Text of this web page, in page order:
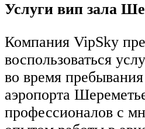
Услуги вип зала
Компания VipSky
воспользоваться
во время
аэропорта
профессионалов с